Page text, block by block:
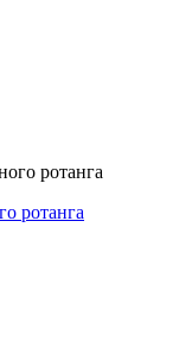
ротанга